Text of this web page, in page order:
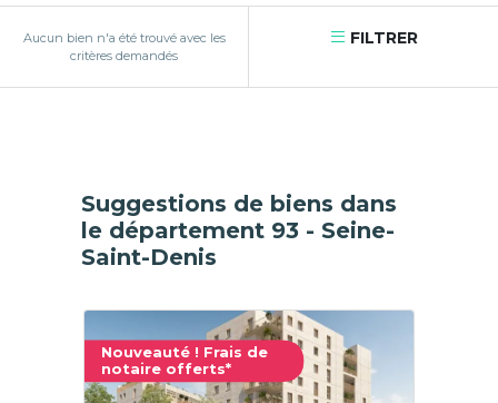
Aucun bien n'a été trouvé avec les
critères demandés
FILTRER
Suggestions de biens dans
le département 93 - Seine-
Saint-Denis
Nouveauté ! Frais de
notaire offerts*